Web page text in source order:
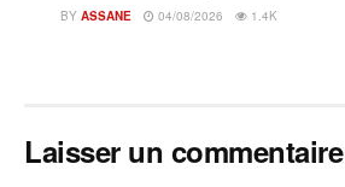
BY ASSANE 04/08/2026 1.4K
Laisser un commentaire